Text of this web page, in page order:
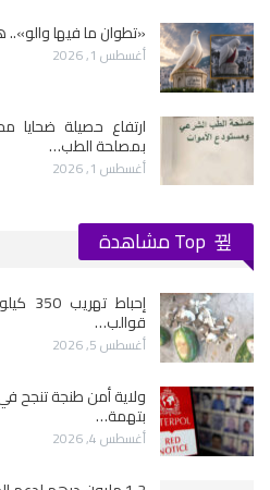
«تطوان ما فيها والو»..
أغسطس 1, 2026
بمصلحة الطب…
أغسطس 1, 2026
قوالب…
أغسطس 5, 2026
ولاية أمن طنجة تنجح
بتهمة…
أغسطس 4, 2026